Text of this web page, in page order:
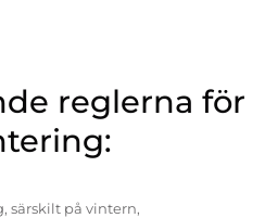
reglerna för
särskilt på vintern,